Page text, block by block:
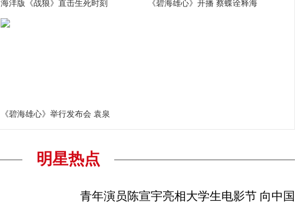
海洋版《战狼》直击生死时刻 《碧海雄心》开播 蔡蝶诠释海
《碧海雄心》举行发布会 袁泉
明星热点
青年演员陈宣宇亮相大学生电影节 向中国